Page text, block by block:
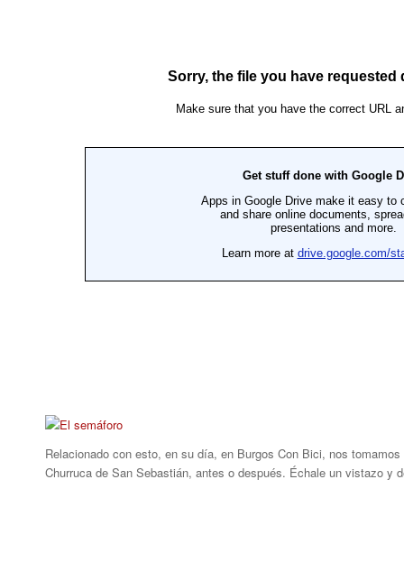
Relacionado con esto, en su día, en Burgos Con Bici, nos
Churruca de San Sebastián, antes o después. Échale un vistazo y